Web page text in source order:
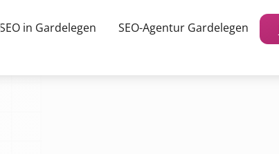
SEO in Gardelegen SEO-Agentur Gardelegen